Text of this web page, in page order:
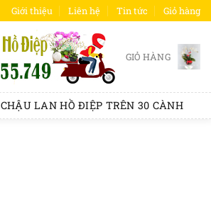
Giới thiệu Liên hệ Tin tức Giỏ hàng
GIỎ HÀNG
CHẬU LAN HỒ ĐIỆP TRÊN 30 CÀNH